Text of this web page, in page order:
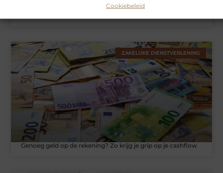
Cookiebeleid
Hoe je jouw woning in Amsterdam beter beschermt tegen
ZAKELIJKE DIENSTVERLENING
Genoeg geld op de rekening? Zo krijg je grip op je cashflow